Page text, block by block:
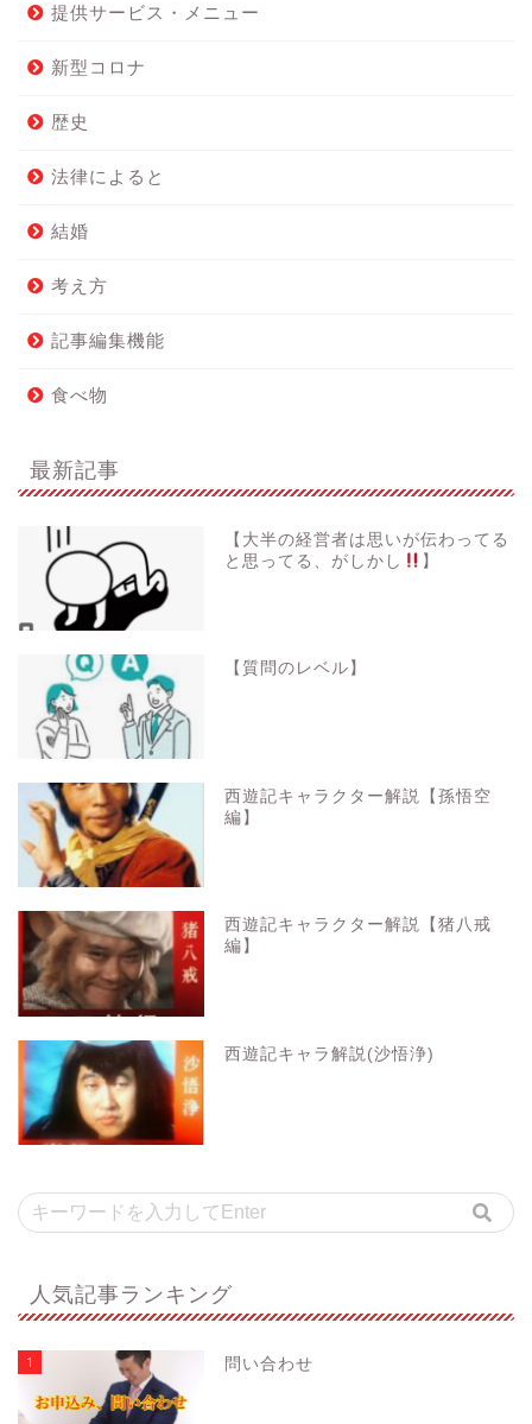
提供サービス・メニュー
新型コロナ
歴史
法律によると
結婚
考え方
記事編集機能
食べ物
最新記事
【大半の経営者は思いが伝わってる
と思ってる、がしかし
】
【質問のレベル】
西遊記キャラクター解説【孫悟空
編】
西遊記キャラクター解説【猪八戒
編】
西遊記キャラ解説(沙悟浄)
人気記事ランキング
1 問い合わせ